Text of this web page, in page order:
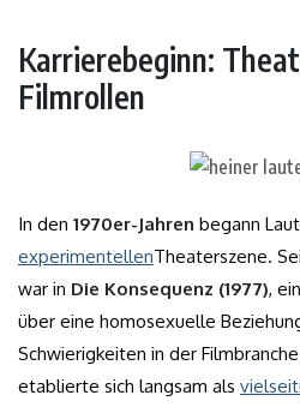
Karrierebeginn:
Filmrollen
In den 1970er-Jahren begann
experimentellenTheaterszene.
war in Die Konsequenz (1977),
über eine homosexuelle
Schwierigkeiten in der
etablierte sich langsam als